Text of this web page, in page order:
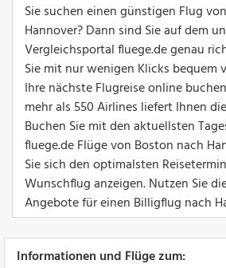
Sie suchen einen günstigen Flug
Hannover? Dann sind Sie auf dem
Vergleichsportal fluege.de genau
Sie mit nur wenigen Klicks bequem
Ihre nächste Flugreise online
mehr als 550 Airlines liefert Ihnen
Buchen Sie mit den aktuellsten
fluege.de Flüge von Boston nach
Sie sich den optimalsten
Wunschflug anzeigen. Nutzen Sie
Angebote für einen Billigflug nach
Informationen und Flüge zum: